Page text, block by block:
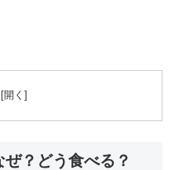
？どう食べる？